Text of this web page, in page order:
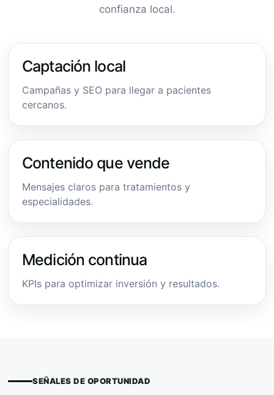
confianza local.
Captación local
Campañas y SEO para llegar a pacientes
cercanos.
Contenido que vende
Mensajes claros para tratamientos y
especialidades.
Medición continua
KPIs para optimizar inversión y resultados.
SEÑALES DE OPORTUNIDAD